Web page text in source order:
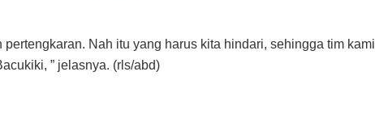
Nah itu yang harus kita hindari, sehingga tim kami
” jelasnya. (rls/abd)